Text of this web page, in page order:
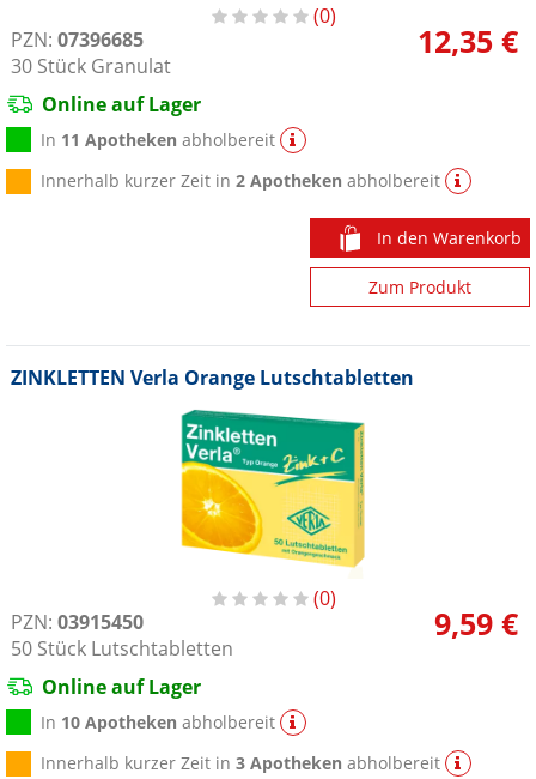
0
PZN: 07396685
30 Stück Granulat
12,35 €
Online auf Lager
In 11 Apotheken abholbereit
Innerhalb kurzer Zeit in2 Apotheken abholbereit
In den Warenkorb
Zum Produkt
ZINKLETTEN Verla Orange Lutschtabletten
0
PZN: 03915450
50 Stück Lutschtabletten
9,59 €
Online auf Lager
In 10 Apotheken abholbereit
Innerhalb kurzer Zeit in3 Apotheken abholbereit